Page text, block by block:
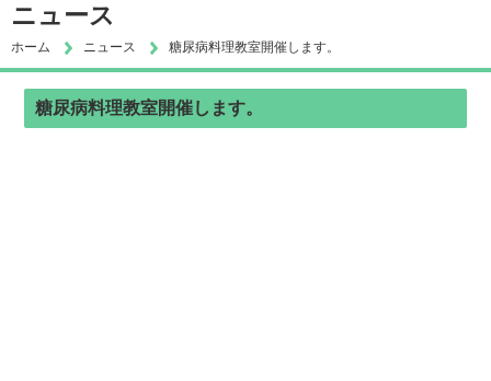
ニュース
ホーム ニュース 糖尿病料理教室開催します。
糖尿病料理教室開催します。